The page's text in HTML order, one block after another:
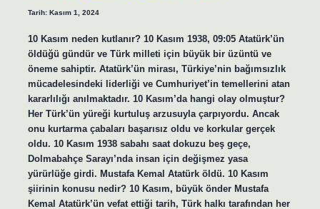
Tarih: Kasım 1, 2024
10 Kasım neden kutlanır? 10 Kasım 1938, 09:05 Atatürk’ün
öldüğü gündür ve Türk milleti için büyük bir üzüntü ve
öneme sahiptir. Atatürk’ün mirası, Türkiye’nin bağımsızlık
mücadelesindeki liderliği ve Cumhuriyet’in temellerini atan
kararlılığı anılmaktadır. 10 Kasım’da hangi olay olmuştur?
Her Türk’ün yüreği kurtuluş arzusuyla çarpıyordu. Ancak
onu kurtarma çabaları başarısız oldu ve korkular gerçek
oldu. 10 Kasım 1938 sabahı saat dokuzu beş geçe,
Dolmabahçe Sarayı’nda insan için değişmez yasa
yürürlüğe girdi. Mustafa Kemal Atatürk öldü. 10 Kasım
şiirinin konusu nedir? 10 Kasım, büyük önder Mustafa
Kemal Atatürk’ün vefat ettiği tarih, Türk halkı tarafından her